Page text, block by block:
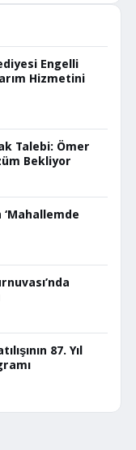
Engelli
Hizmetini
Talebi: Ömer
Bekliyor
87. Yıl